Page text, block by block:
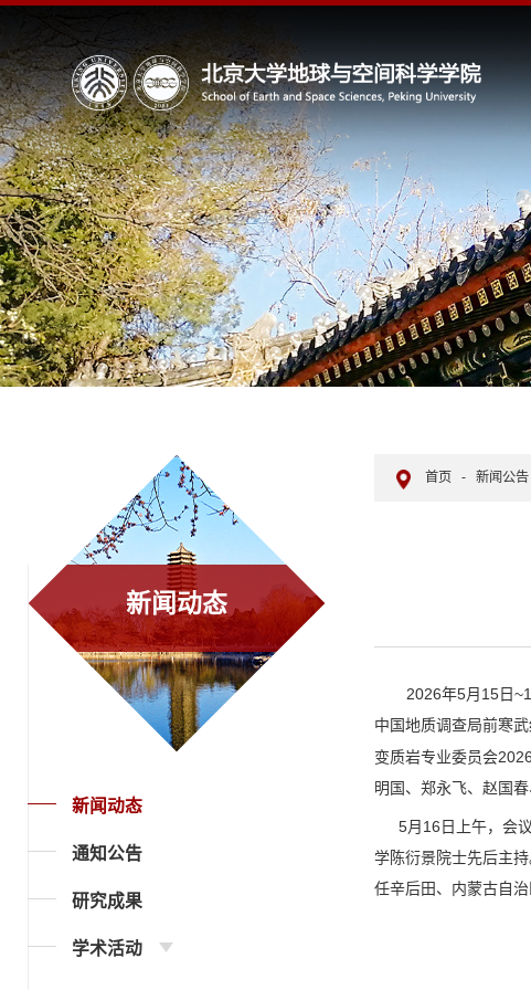
新闻动态
新闻动态
通知公告
研究成果
学术活动
首页 - 新闻公告
2026年5月 15日
中国地质调查局前寒
变质岩专业委员会2026
明国、郑永飞、赵国
5月 16 日上午，会
学陈衍景院士先后主
任辛后田、内蒙古自